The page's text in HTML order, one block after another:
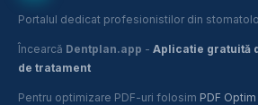
Portalul dedicat profesionistilor din
Încearcă Dentplan.app - Aplicatie gratuită
de tratament
Pentru optimizare PDF-uri folosim PDF Optim